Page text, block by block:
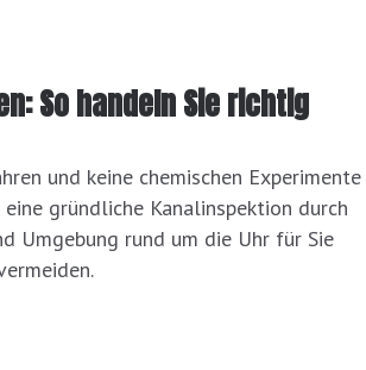
So handeln Sie richtig
und keine chemischen Experimente
gründliche Kanalinspektion durch
Umgebung rund um die Uhr für Sie